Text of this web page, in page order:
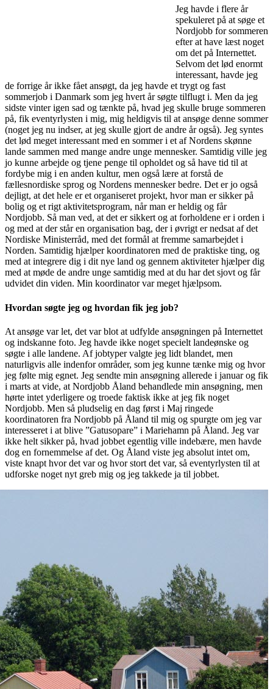
Jeg havde i flere år
spekuleret på at søge et
Nordjobb for sommeren
efter at have læst noget
om det på Internettet.
Selvom det lød enormt
interessant, havde jeg
de forrige år ikke fået ansøgt, da jeg havde et trygt og fast
sommerjob i Danmark som jeg hvert år søgte tilflugt i. Men da jeg
sidste vinter igen sad og tænkte på, hvad jeg skulle bruge sommeren
på, fik eventyrlysten i mig, mig heldigvis til at ansøge denne sommer
(noget jeg nu indser, at jeg skulle gjort de andre år også). Jeg syntes
det lød meget interessant med en sommer i et af Nordens skønne
lande sammen med mange andre unge mennesker. Samtidig ville jeg
jo kunne arbejde og tjene penge til opholdet og så have tid til at
fordybe mig i en anden kultur, men også lære at forstå de
fællesnordiske sprog og Nordens mennesker bedre. Det er jo også
dejligt, at det hele er et organiseret projekt, hvor man er sikker på
bolig og et rigt aktivitetsprogram, når man er heldig og får
Nordjobb. Så man ved, at det er sikkert og at forholdene er i orden i
og med at der står en organisation bag, der i øvrigt er nedsat af det
Nordiske Ministerråd, med det formål at fremme samarbejdet i
Norden. Samtidig hjælper koordinatoren med de praktiske ting, og
med at integrere dig i dit nye land og gennem aktiviteter hjælper dig
med at møde de andre unge samtidig med at du har det sjovt og får
udvidet din viden. Min koordinator var meget hjælpsom.
Hvordan søgte jeg og hvordan fik jeg job?
At ansøge var let, det var blot at udfylde ansøgningen på Internettet
og indskanne foto. Jeg havde ikke noget specielt landeønske og
søgte i alle landene. Af jobtyper valgte jeg lidt blandet, men
naturligvis alle indenfor områder, som jeg kunne tænke mig og hvor
jeg følte mig egnet. Jeg sendte min ansøgning allerede i januar og fik
i marts at vide, at Nordjobb Åland behandlede min ansøgning, men
hørte intet yderligere og troede faktisk ikke at jeg fik noget
Nordjobb. Men så pludselig en dag først i Maj ringede
koordinatoren fra Nordjobb på Åland til mig og spurgte om jeg var
interesseret i at blive ”Gatusopare” i Mariehamn på Åland. Jeg var
ikke helt sikker på, hvad jobbet egentlig ville indebære, men havde
dog en fornemmelse af det. Og Åland viste jeg absolut intet om,
viste knapt hvor det var og hvor stort det var, så eventyrlysten til at
udforske noget nyt greb mig og jeg takkede ja til jobbet.